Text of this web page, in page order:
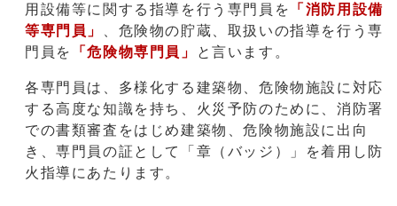
用設備等に関する指導を行う専門員を
「消防用設備
等専門員」
、危険物の貯蔵、取扱いの指導を行う専
門員を
「危険物専門員」 と言います。
各専門員は、多様化する建築物、危険物施設に対応
する高度な知識を持ち、火災予防のために、消防署
での書類審査をはじめ建築物、危険物施設に出向
き、専門員の証として「章（バッジ）」を着用し防
火指導にあたります。